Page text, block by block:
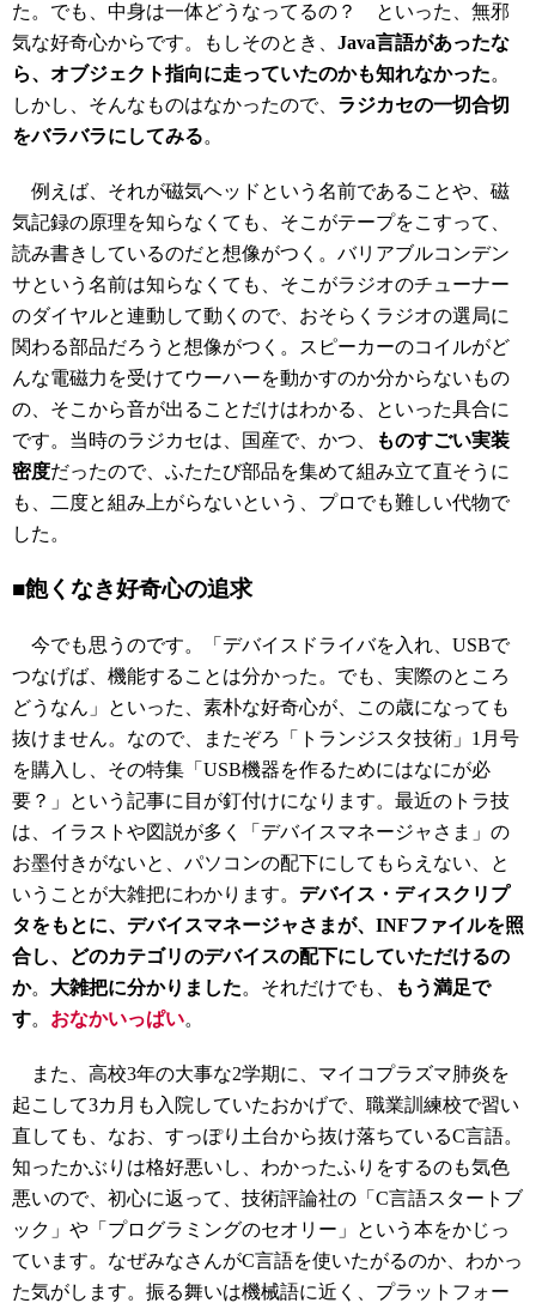
た。でも、中身は一体どうなってるの？ といった、無邪
気な好奇心からです。もしそのとき、 Java言語があったな
ら、オブジェクト指向に走っていたのかも知れなかった。
しかし、そんなものはなかったので、 ラジカセの一切合切
をバラバラにしてみる。
例えば、それが磁気ヘッドという名前であることや、磁
気記録の原理を知らなくても、そこがテープをこすって、
読み書きしているのだと想像がつく。バリアブルコンデン
サという名前は知らなくても、そこがラジオのチューナー
のダイヤルと連動して動くので、おそらくラジオの選局に
関わる部品だろうと想像がつく。スピーカーのコイルがど
んな電磁力を受けてウーハーを動かすのか分からないもの
の、そこから音が出ることだけはわかる、といった具合に
です。当時のラジカセは、国産で、かつ、
ものすごい実装
密度だったので、ふたたび部品を集めて組み立て直そうに
も、二度と組み上がらないという、プロでも難しい代物で
した。
■飽くなき好奇心の追求
今でも思うのです。「デバイスドライバを入れ、USBで
つなげば、機能することは分かった。でも、実際のところ
どうなん」といった、素朴な好奇心が、この歳になっても
抜けません。なので、またぞろ「トランジスタ技術」1月号
を購入し、その特集「USB機器を作るためにはなにが必
要？」という記事に目が釘付けになります。最近のトラ技
は、イラストや図説が多く「デバイスマネージャさま」の
お墨付きがないと、パソコンの配下にしてもらえない、と
いうことが大雑把にわかります。 デバイス・ディスクリプ
タをもとに、デバイスマネージャさまが、INFファイルを照
合し、どのカテゴリのデバイスの配下にしていただけるの
か。 大雑把に分かりました。それだけでも、
もう満足で
す。 おなかいっぱい。
また、高校3年の大事な2学期に、マイコプラズマ肺炎を
起こして3カ月も入院していたおかげで、職業訓練校で習い
直しても、なお、すっぽり土台から抜け落ちているC言語。
知ったかぶりは格好悪いし、わかったふりをするのも気色
悪いので、初心に返って、技術評論社の「C言語スタートブ
ック」や「プログラミングのセオリー」という本をかじっ
ています。なぜみなさんがC言語を使いたがるのか、わかっ
た気がします。振る舞いは機械語に近く、プラットフォー